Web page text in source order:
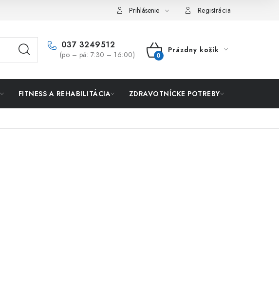
Prihlásenie Registrácia
037 3249512
(po – pá: 7:30 – 16:00)
NÁKUPNÝ
Prázdny košík
FITNESS A REHABILITÁCIA ZDRAVOTNÍCKE POTREBY